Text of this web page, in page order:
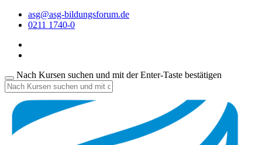
asg@asg-bildungsforum.de
0211 1740-0
Nach Kursen suchen und mit der Enter-Taste bestätigen